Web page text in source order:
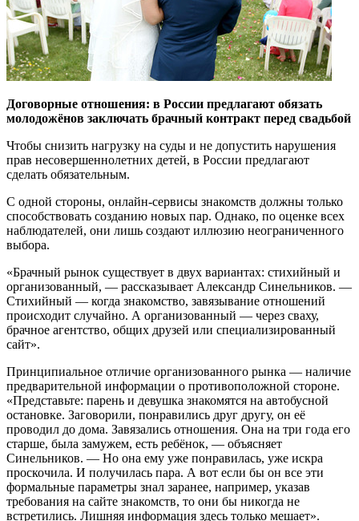
Договорные отношения: в России предлагают обязать
молодожёнов заключать брачный контракт перед свадьбой
Чтобы снизить нагрузку на суды и не допустить нарушения
прав несовершеннолетних детей, в России предлагают
сделать обязательным.
С одной стороны, онлайн-сервисы знакомств должны только
способствовать созданию новых пар. Однако, по оценке всех
наблюдателей, они лишь создают иллюзию неограниченного
выбора.
«Брачный рынок существует в двух вариантах: стихийный и
организованный, — рассказывает Александр Синельников. —
Стихийный — когда знакомство, завязывание отношений
происходит случайно. А организованный — через сваху,
брачное агентство, общих друзей или специализированный
сайт».
Принципиальное отличие организованного рынка — наличие
предварительной информации о противоположной стороне.
«Представьте: парень и девушка знакомятся на автобусной
остановке. Заговорили, понравились друг другу, он её
проводил до дома. Завязались отношения. Она на три года его
старше, была замужем, есть ребёнок, — объясняет
Синельников. — Но она ему уже понравилась, уже искра
проскочила. И получилась пара. А вот если бы он все эти
формальные параметры знал заранее, например, указав
требования на сайте знакомств, то они бы никогда не
встретились. Лишняя информация здесь только мешает».